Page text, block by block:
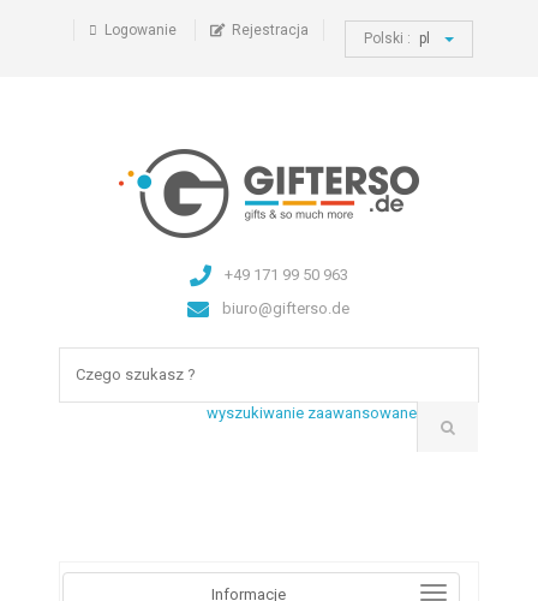
Logowanie Rejestracja Polski : pl
+49 171 99 50 963
biuro@gifterso.de
wyszukiwanie zaawansowane
Informacje